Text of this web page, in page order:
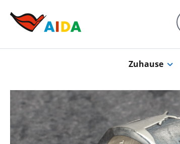
Zuhause
Bildergalerie überspringen